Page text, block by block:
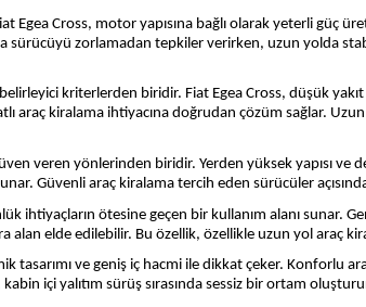
Egea Cross, motor yapısına bağlı olarak yeterli güç
sürücüyü zorlamadan tepkiler verirken, uzun yolda
kriterlerden biridir. Fiat Egea Cross, düşük
araç kiralama ihtiyacına doğrudan çözüm sağlar.
veren yönlerinden biridir. Yerden yüksek yapısı ve
Güvenli araç kiralama tercih eden sürücüler
ihtiyaçların ötesine geçen bir kullanım alanı sunar.
alan elde edilebilir. Bu özellik, özellikle uzun yol araç
tasarımı ve geniş iç hacmi ile dikkat çeker. Konforlu
içi yalıtım sürüş sırasında sessiz bir ortam